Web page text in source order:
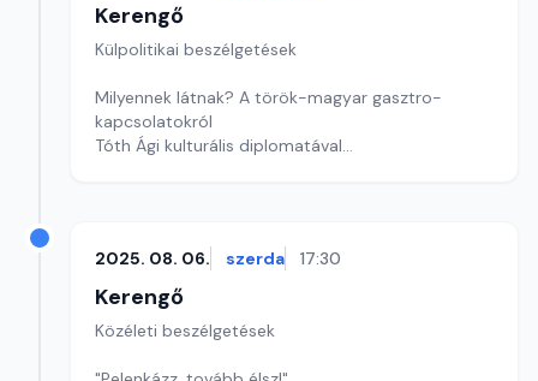
Kerengő
Külpolitikai beszélgetések
Milyennek látnak? A török-magyar gasztro-
kapcsolatokról
Tóth Ági kulturális diplomatával
2025. 08. 06. szerda 17:30
Kerengő
Közéleti beszélgetések